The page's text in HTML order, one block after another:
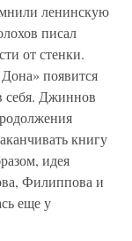
ленинскую
писал
от стенки.
появится
себя. Джиннов
книгу
идея
Филиппова и
еще у